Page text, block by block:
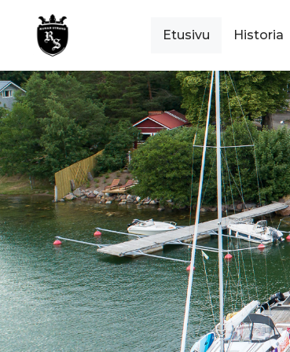
sisältöön
Etusivu Historia